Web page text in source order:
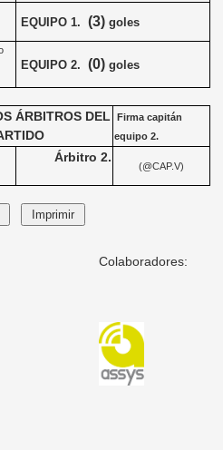
EQUIPO 1. (3) goles
EQUIPO 2. (0) goles
ÁRBITROS DEL
Firma capitán
equipo 2.
Árbitro 2.
(@CAP.V)
Colaboradores: